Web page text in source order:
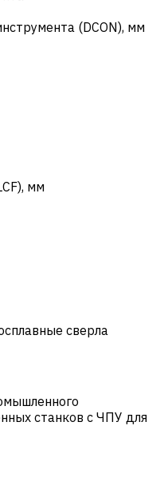
(DCON), мм
мм
сверла
станков с ЧПУ для